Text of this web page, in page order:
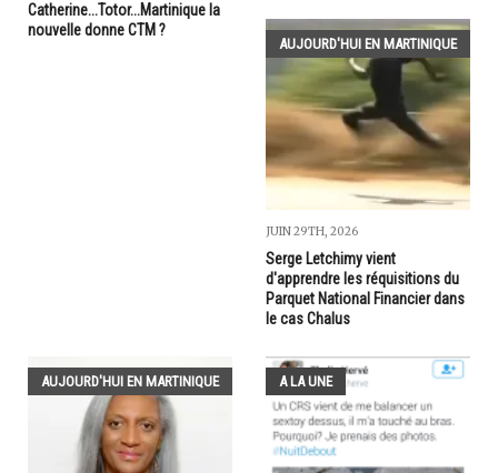
Catherine...Totor...Martinique la
nouvelle donne CTM ?
AUJOURD'HUI EN MARTINIQUE
JUIN 29TH, 2026
Serge Letchimy vient
d'apprendre les réquisitions du
Parquet National Financier dans
le cas Chalus
AUJOURD'HUI EN MARTINIQUE A LA UNE